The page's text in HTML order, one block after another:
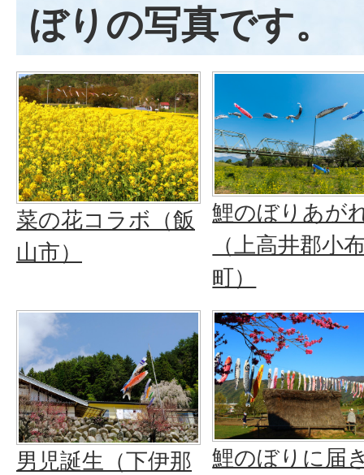
ぼりの写真です。
菜の花コラボ（飯
山市）
鯉のぼりあが
（上高井郡小
町）
男児誕生（下伊那
鯉のぼりに届